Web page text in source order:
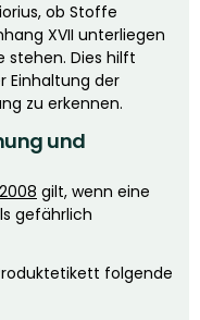
ob Stoffe
XVII unterliegen
stehen. Dies hilft
Einhaltung der
zu erkennen.
und
gilt, wenn eine
gefährlich
folgende